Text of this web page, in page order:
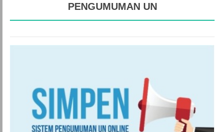
PENGUMUMAN UN